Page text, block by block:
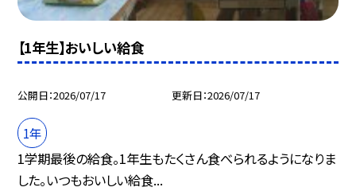
【1年生】おいしい給食
公開日 2026/07/17 更新日 2026/07/17
1年
1学期最後の給食。1年生もたくさん食べられるようになりま
した。いつもおいしい給食...